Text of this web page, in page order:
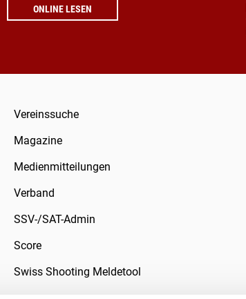
ONLINE LESEN
Vereinssuche
Magazine
Medienmitteilungen
Verband
SSV-/SAT-Admin
Score
Swiss Shooting Meldetool